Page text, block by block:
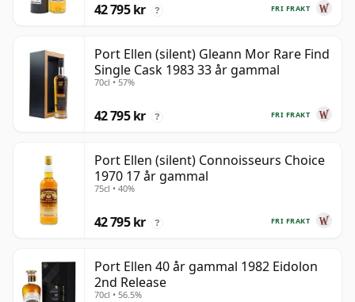
FRI FRAKT
42 795 kr ?
Port Ellen (silent) Gleann Mor Rare Find
Single Cask 1983 33 år gammal
70cl • 57%
FRI FRAKT
42 795 kr ?
Port Ellen (silent) Connoisseurs Choice
1970 17 år gammal
75cl • 40%
FRI FRAKT
42 795 kr ?
Port Ellen 40 år gammal 1982 Eidolon
2nd Release
70cl • 56.5%